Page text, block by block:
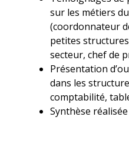
sur les métiers
(coordonnateur
petites
secteur, chef de
Présentation
dans les
comptabilité,
Synthèse